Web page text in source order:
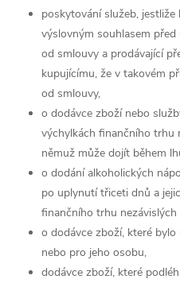
poskytování služeb,
výslovným souhlasem
od smlouvy a prodávající
kupujícímu, že v takovém
od smlouvy,
o dodávce zboží nebo
výchylkách finančního trhu
němuž může dojít během
o dodání alkoholických
po uplynutí třiceti dnů a
finančního trhu
o dodávce zboží, které
nebo pro jeho osobu,
dodávce zboží, které